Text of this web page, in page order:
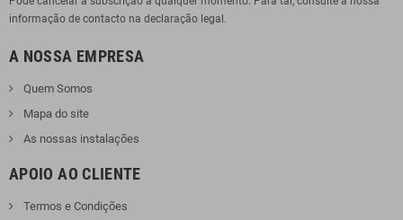
informação de contacto na declaração legal.
A NOSSA EMPRESA
Quem Somos
Mapa do site
As nossas instalações
APOIO AO CLIENTE
Termos e Condições